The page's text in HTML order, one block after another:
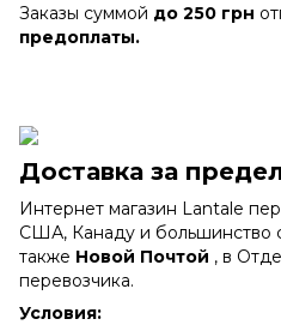
Заказы суммой до 250 грн
предоплаты.
Доставка за
Интернет магазин Lantale
США, Канаду и большинство
также Новой Почтой , в
перевозчика.
Условия: